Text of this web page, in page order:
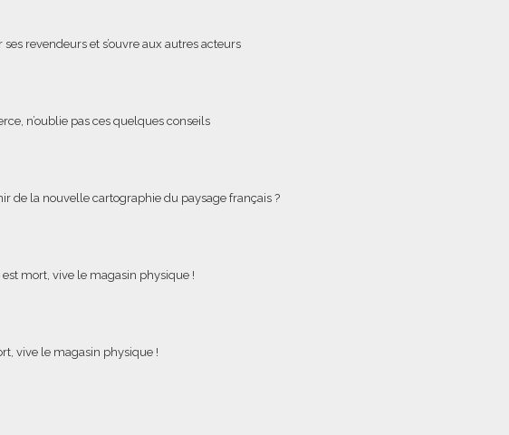
revendeurs et s’ouvre aux autres acteurs
n’oublie pas ces quelques conseils
de la nouvelle cartographie du paysage français ?
mort, vive le magasin physique !
vive le magasin physique !